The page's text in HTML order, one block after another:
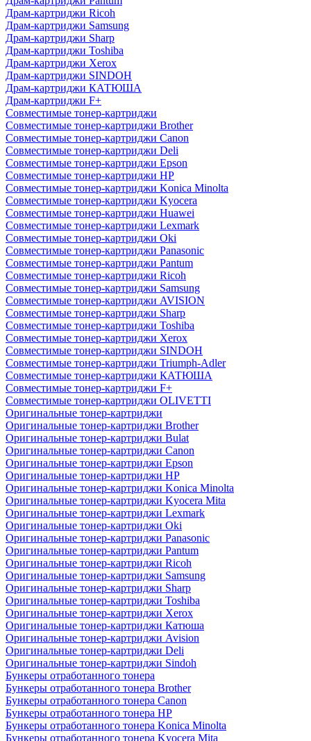
Драм-картриджи Ricoh
Драм-картриджи Samsung
Драм-картриджи Sharp
Драм-картриджи Toshiba
Драм-картриджи Xerox
Драм-картриджи SINDOH
Драм-картриджи КАТЮША
Драм-картриджи F+
Совместимые тонер-картриджи
Совместимые тонер-картриджи Brother
Совместимые тонер-картриджи Canon
Совместимые тонер-картриджи Deli
Совместимые тонер-картриджи Epson
Совместимые тонер-картриджи HP
Совместимые тонер-картриджи Konica Minolta
Совместимые тонер-картриджи Kyocera
Совместимые тонер-картриджи Huawei
Совместимые тонер-картриджи Lexmark
Совместимые тонер-картриджи Oki
Совместимые тонер-картриджи Panasonic
Совместимые тонер-картриджи Pantum
Совместимые тонер-картриджи Ricoh
Совместимые тонер-картриджи Samsung
Совместимые тонер-картриджи AVISION
Совместимые тонер-картриджи Sharp
Совместимые тонер-картриджи Toshiba
Совместимые тонер-картриджи Xerox
Совместимые тонер-картриджи SINDOH
Совместимые тонер-картриджи Triumph-Adler
Совместимые тонер-картриджи КАТЮША
Совместимые тонер-картриджи F+
Совместимые тонер-картриджи OLIVETTI
Оригинальные тонер-картриджи
Оригинальные тонер-картриджи Brother
Оригинальные тонер-картриджи Bulat
Оригинальные тонер-картриджи Canon
Оригинальные тонер-картриджи Epson
Оригинальные тонер-картриджи HP
Оригинальные тонер-картриджи Konica Minolta
Оригинальные тонер-картриджи Kyocera Mita
Оригинальные тонер-картриджи Lexmark
Оригинальные тонер-картриджи Oki
Оригинальные тонер-картриджи Panasonic
Оригинальные тонер-картриджи Pantum
Оригинальные тонер-картриджи Ricoh
Оригинальные тонер-картриджи Samsung
Оригинальные тонер-картриджи Sharp
Оригинальные тонер-картриджи Toshiba
Оригинальные тонер-картриджи Xerox
Оригинальные тонер-картриджи Катюша
Оригинальные тонер-картриджи Avision
Оригинальные тонер-картриджи Deli
Оригинальные тонер-картриджи Sindoh
Бункеры отработанного тонера
Бункеры отработанного тонера Brother
Бункеры отработанного тонера Canon
Бункеры отработанного тонера HP
Бункеры отработанного тонера Konica Minolta
Бункеры отработанного тонера Kyocera Mita